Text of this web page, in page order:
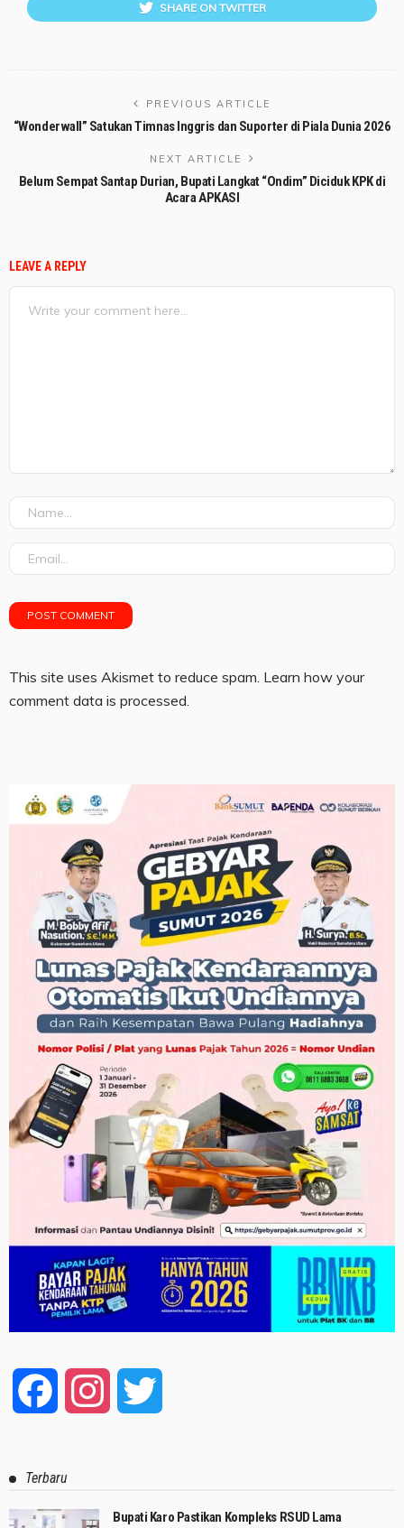
SHARE ON TWITTER
PREVIOUS ARTICLE
“Wonderwall” Satukan Timnas Inggris dan Suporter di Piala Dunia 2026
NEXT ARTICLE
Belum Sempat Santap Durian, Bupati Langkat “Ondim” Diciduk KPK di
Acara APKASI
LEAVE A REPLY
This site uses Akismet to reduce spam. Learn how your
comment data is processed.
Facebook Instagram
Terbaru
Bupati Karo Pastikan Kompleks RSUD Lama